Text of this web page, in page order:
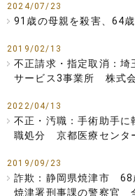
2024/07/23
91歳の母親を殺害、64
2019/02/13
不正請求・指定取消：
サービス3事業所 株式
2022/04/13
不正・汚職：手術助手に
職処分 京都医療センタ
2019/09/23
詐欺：静岡県焼津市
焼津署刑事課の警察官